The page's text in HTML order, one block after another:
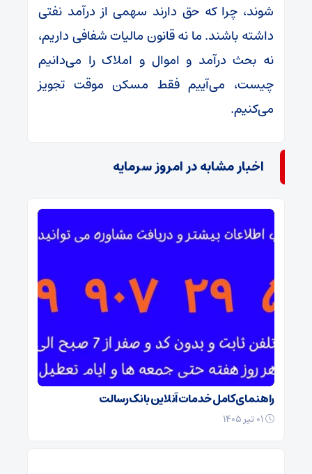
شوند، چرا که حق دارند سهمی از درآمد نفتی
داشته باشند. ما نه قانون مالیات شفافی داریم،
نه بحث درآمد و اموال و املاک را می‌دانیم
چیست، می‌آییم فقط مسکن موقت تجویز
می‌کنیم.
اخبار مشابه در امروز سرمایه
راهنمای کامل خدمات آنلاین بانک رسالت